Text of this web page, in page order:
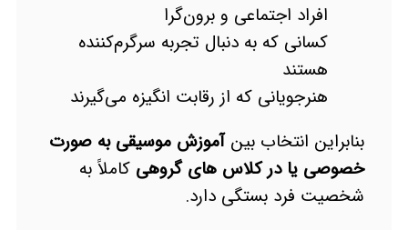
افراد اجتماعی و برون‌گرا
کسانی که به دنبال تجربه سرگرم‌کننده
هستند
هنرجویانی که از رقابت انگیزه می‌گیرند
بنابراین انتخاب بینآموزش موسیقی به صورت
خصوصی یا در کلاس های گروهی کاملاً به
شخصیت فرد بستگی دارد.